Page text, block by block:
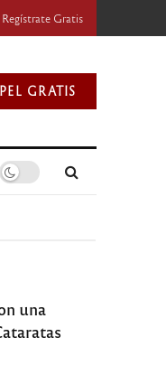
Regístrate Gratis
GRATIS
una